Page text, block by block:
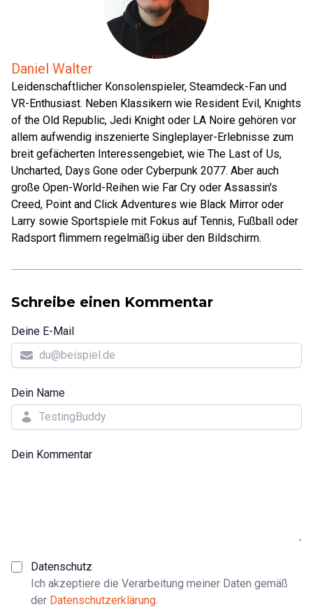
Daniel Walter
Leidenschaftlicher Konsolenspieler, Steamdeck-Fan und
VR-Enthusiast. Neben Klassikern wie Resident Evil, Knights
of the Old Republic, Jedi Knight oder LA Noire gehören vor
allem aufwendig inszenierte Singleplayer-Erlebnisse zum
breit gefächerten Interessengebiet, wie The Last of Us,
Uncharted, Days Gone oder Cyberpunk 2077. Aber auch
große Open-World-Reihen wie Far Cry oder Assassin's
Creed, Point and Click Adventures wie Black Mirror oder
Larry sowie Sportspiele mit Fokus auf Tennis, Fußball oder
Radsport flimmern regelmäßig über den Bildschirm.
Schreibe einen Kommentar
Deine E-Mail
Dein Name
Dein Kommentar
Datenschutz
Ich akzeptiere die Verarbeitung meiner Daten gemäß
der Datenschutzerklärung